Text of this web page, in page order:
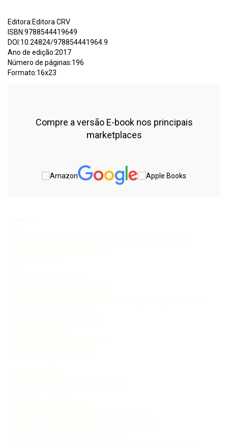
Editora:Editora CRV
ISBN:9788544419649
DOI:10.24824/978854441964.9
Ano de edição:2017
Número de páginas:196
Formato:16x23
Compre a versão E-book nos principais
marketplaces